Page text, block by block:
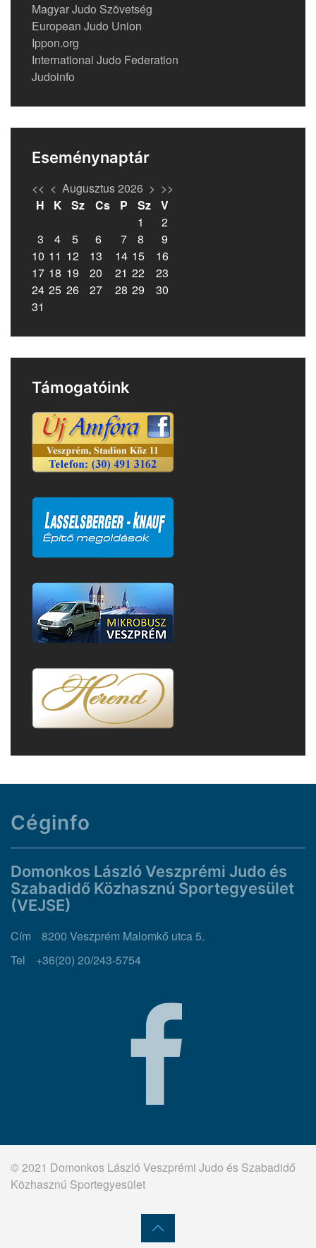
Magyar Judo Szövetség
European Judo Union
Ippon.org
International Judo Federation
Judoinfo
Eseménynaptár
<< < Augusztus 2026 > >>
H
K Sz Cs P Sz
V
1
2
3
4 5 6 7 8
9
10 11 12 13 14 15
16
17 18 19 20 21 22
23
24 25 26 27 28 29
30
31
Támogatóink
Céginfo
Domonkos László Veszprémi Judo és
Szabadidő Közhasznú Sportegyesület
(VEJSE)
Cím
8200 Veszprém Malomkő utca 5.
Tel
+36(20) 20/243-5754
© 2021 Domonkos László Veszprémi Judo és Szabadidő
Közhasznú Sportegyesület